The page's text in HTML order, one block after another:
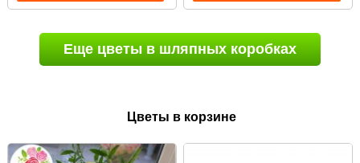
Еще цветы в шляпных коробках
Цветы в корзине